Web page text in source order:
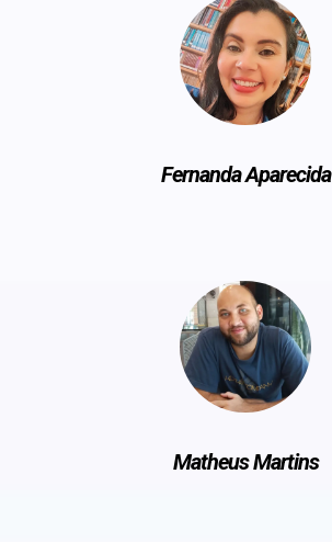
Fernanda Aparecida
Matheus Martins